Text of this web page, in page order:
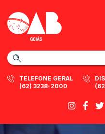
TELEFONE GERAL
(62) 3238-2000